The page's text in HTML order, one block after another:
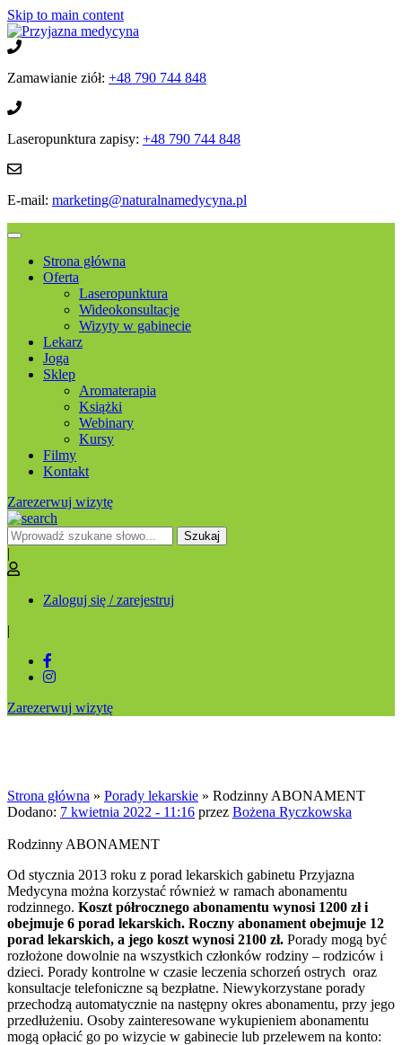
Skip to main content
Zamawianie ziół: +48 790 744 848
Laseropunktura zapisy: +48 790 744 848
E-mail: marketing@naturalnamedycyna.pl
Strona główna
Oferta
Laseropunktura
Wideokonsultacje
Wizyty w gabinecie
Lekarz
Joga
Sklep
Aromaterapia
Książki
Webinary
Kursy
Filmy
Kontakt
Zarezerwuj wizytę
Szukaj
|
Zaloguj się / zarejestruj
|
Zarezerwuj wizytę
Strona główna » Porady lekarskie » Rodzinny ABONAMENT
Dodano: 7 kwietnia 2022 - 11:16 przez Bożena Ryczkowska
Rodzinny ABONAMENT
Od stycznia 2013 roku z porad lekarskich gabinetu Przyjazna
Medycyna można korzystać również w ramach abonamentu
rodzinnego. Koszt półrocznego abonamentu wynosi 1200 zł i
obejmuje 6 porad lekarskich. Roczny abonament obejmuje 12
porad lekarskich, a jego koszt wynosi 2100 zł. Porady mogą być
rozłożone dowolnie na wszystkich członków rodziny – rodziców i
dzieci. Porady kontrolne w czasie leczenia schorzeń ostrych oraz
konsultacje telefoniczne są bezpłatne. Niewykorzystane porady
przechodzą automatycznie na następny okres abonamentu, przy jego
przedłużeniu. Osoby zainteresowane wykupieniem abonamentu
mogą opłacić go po wizycie w gabinecie lub przelewem na konto: